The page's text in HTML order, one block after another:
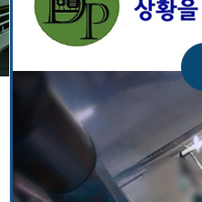
부르돈압력스위치